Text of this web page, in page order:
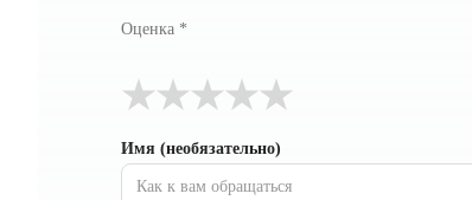
Оценка *
★
★
★
★
★
Имя (необязательно)